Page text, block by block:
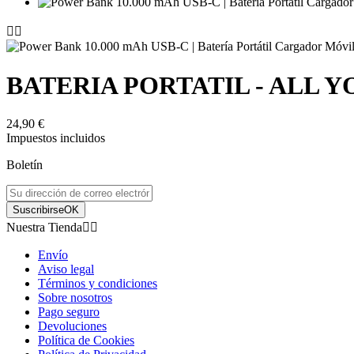





VALES DE EXPERIENCIAS
10,95 €


 
BATERIA PORTATIL - ALL
24,90 €
Impuestos incluidos
Boletín
SuscribirseOK
Nuestra Tienda 
Envío
Aviso legal
Términos y condiciones
Sobre nosotros
Pago seguro
Devoluciones
Política de Cookies